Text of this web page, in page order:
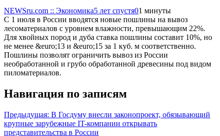
NEWSru.com :: Экономика5 лет спустя01 минуты
С 1 июля в России вводятся новые пошлины на вывоз
лесоматериалов с уровнем влажности, превышающим 22%.
Для хвойных пород и дуба ставка пошлины составит 10%, но
не менее &euro;13 и &euro;15 за 1 куб. м соответственно.
Пошлины позволят ограничить вывоз из России
необработанной и грубо обработанной древесины под видом
пиломатериалов.
Навигация по записям
Предыдущая: В Госдуму внесли законопроект, обязывающий
крупные зарубежные IT-компании открывать
представительства в России